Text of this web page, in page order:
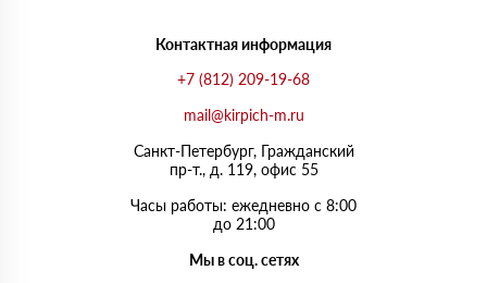
Контактная информация
+7 (812) 209-19-68
mail@kirpich-m.ru
Санкт-Петербург, Граждaнский
пр-т., д. 119, офис 55
Часы работы: ежедневно с 8:00
до 21:00
Мы в соц. сетях